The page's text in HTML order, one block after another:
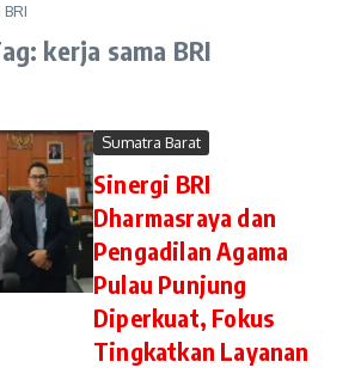
kerja sama BRI
Sumatra Barat
Sinergi BRI
Dharmasraya dan
Pengadilan Agama
Pulau Punjung
Diperkuat, Fokus
Tingkatkan Layanan